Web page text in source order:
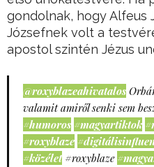
gondolnak, hogy Alfeus
Józsefnek volt a
apostol szintén Jézus
@roxyblazeahivatalos
valamit amiről senki sem
#humoros #magyartiktok
#roxyblaze
#közélet #roxyblaze